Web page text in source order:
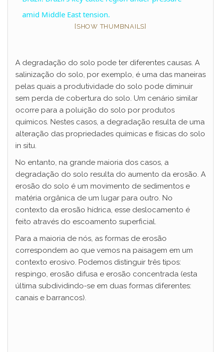
V
i
d
e
o
amid Middle East tension.
[SHOW THUMBNAILS]
A degradação do solo pode ter diferentes causas. A
salinização do solo, por exemplo, é uma das maneiras
pelas quais a produtividade do solo pode diminuir
sem perda de cobertura do solo. Um cenário similar
ocorre para a poluição do solo por produtos
químicos. Nestes casos, a degradação resulta de uma
alteração das propriedades químicas e físicas do solo
in situ.
No entanto, na grande maioria dos casos, a
degradação do solo resulta do aumento da erosão. A
erosão do solo é um movimento de sedimentos e
matéria orgânica de um lugar para outro. No
contexto da erosão hídrica, esse deslocamento é
feito através do escoamento superficial.
Para a maioria de nós, as formas de erosão
correspondem ao que vemos na paisagem em um
contexto erosivo. Podemos distinguir três tipos:
respingo, erosão difusa e erosão concentrada (esta
última subdividindo-se em duas formas diferentes:
canais e barrancos).